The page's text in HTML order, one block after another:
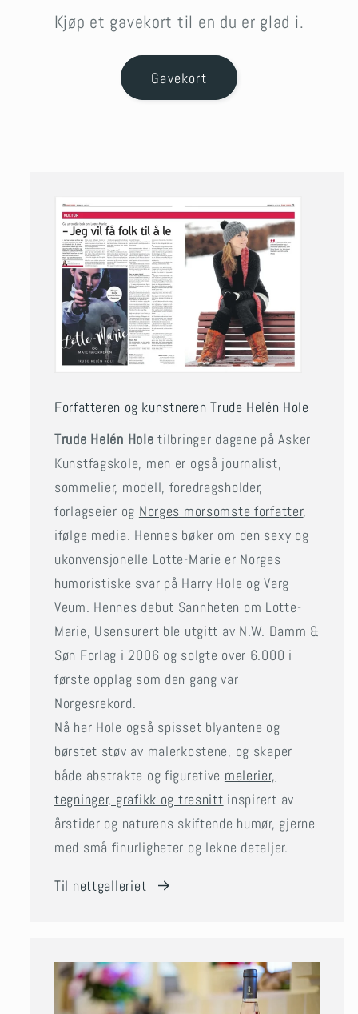
Kjøp et gavekort til en du er glad i.
Gavekort
Forfatteren og kunstneren Trude Helén Hole
Trude Helén Hole tilbringer dagene på Asker
Kunstfagskole, men er også journalist,
sommelier, modell, foredragsholder,
forlagseier og Norges morsomste forfatter,
ifølge media. Hennes bøker om den sexy og
ukonvensjonelle Lotte-Marie er Norges
humoristiske svar på Harry Hole og Varg
Veum. Hennes debut Sannheten om Lotte-
Marie, Usensurert ble utgitt av N.W. Damm &
Søn Forlag i 2006 og solgte over 6.000 i
første opplag som den gang var
Norgesrekord.
Nå har Hole også spisset blyantene og
børstet støv av malerkostene, og skaper
både abstrakte og figurative malerier,
tegninger, grafikk og tresnitt inspirert av
årstider og naturens skiftende humør, gjerne
med små finurligheter og lekne detaljer.
Til nettgalleriet